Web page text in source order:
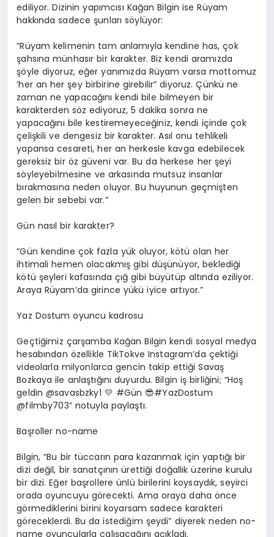
ediliyor. Dizinin yapımcısı Kağan Bilgin ise Rüyam
hakkında sadece şunları söylüyor:
“Rüyam kelimenin tam anlamıyla kendine has, çok
şahsına münhasır bir karakter. Biz kendi aramızda
şöyle diyoruz, eğer yanımızda Rüyam varsa mottomuz
‘her an her şey birbirine girebilir” diyoruz. Çünkü ne
zaman ne yapacağını kendi bile bilmeyen bir
karakterden söz ediyoruz, 5 dakika sonra ne
yapacağını bile kestiremeyeceğiniz, kendi içinde çok
çelişkili ve dengesiz bir karakter. Asıl onu tehlikeli
yapansa cesareti, her an herkesle kavga edebilecek
gereksiz bir öz güveni var. Bu da herkese her şeyi
söyleyebilmesine ve arkasında mutsuz insanlar
bırakmasına neden oluyor. Bu huyunun geçmişten
gelen bir sebebi var.”
Gün nasıl bir karakter?
“Gün kendine çok fazla yük oluyor, kötü olan her
ihtimali hemen olacakmış gibi düşünüyor, beklediği
kötü şeyleri kafasında çığ gibi büyütüp altında eziliyor.
Araya Rüyam’da girince yükü iyice artıyor.”
Yaz Dostum oyuncu kadrosu
Geçtiğimiz çarşamba Kağan Bilgin kendi sosyal medya
hesabından özellikle TikTokve Instagram’da çektiği
videolarla milyonlarca gencin takip ettiği Savaş
Bozkaya ile anlaştığını duyurdu. Bilgin iş birliğini; “Hoş
geldin @savasbzky1 💛 #Gün 😎#YazDostum
@filmby703” notuyla paylaştı.
Başrollerno-name
Bilgin, “Bu bir tüccarın para kazanmak için yaptığı bir
dizi değil, bir sanatçının ürettiği doğallık üzerine kurulu
bir dizi. Eğer başrollere ünlü birilerini koysaydık,seyirci
orada oyuncuyu görecekti. Ama oraya daha önce
görmediklerini birini koyarsam sadece karakteri
göreceklerdi. Bu da istediğim şeydi” diyerek nedenno-
name oyuncularla çalışacağını açıkladı.